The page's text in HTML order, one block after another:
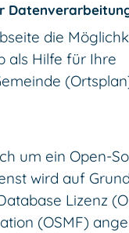
die
als Hilfe für Ihre
um ein Open-
wird auf
Lizenz
(OSMF)